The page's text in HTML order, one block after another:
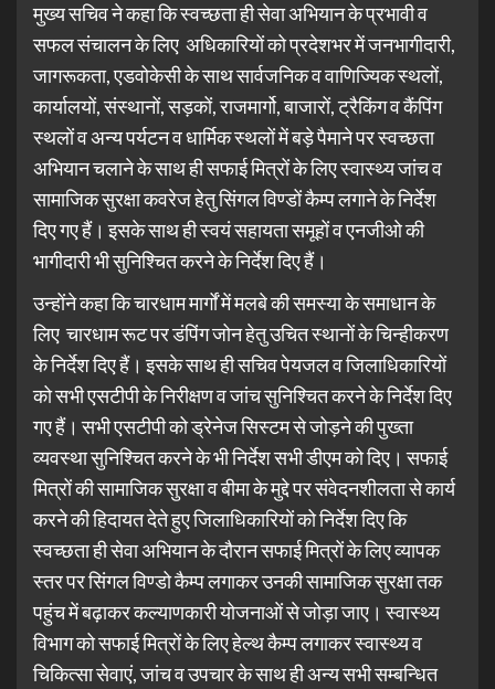
मुख्य सचिव ने कहा कि स्वच्छता ही सेवा अभियान के प्रभावी व
सफल संचालन के लिए अधिकारियों को प्रदेशभर में जनभागीदारी,
जागरूकता, एडवोकेसी के साथ सार्वजनिक व वाणिज्यिक स्थलों,
कार्यालयों, संस्थानों, सड़कों, राजमार्गो, बाजारों, ट्रैकिंग व कैंपिंग
स्थलों व अन्य पर्यटन व धार्मिक स्थलों में बड़े पैमाने पर स्वच्छता
अभियान चलाने के साथ ही सफाई मित्रों के लिए स्वास्थ्य जांच व
सामाजिक सुरक्षा कवरेज हेतु सिंगल विण्डों कैम्प लगाने के निर्देश
दिए गए हैं। इसके साथ ही स्वयं सहायता समूहों व एनजीओ की
भागीदारी भी सुनिश्चित करने के निर्देश दिए हैं।
उन्होंने कहा कि चारधाम मार्गों में मलबे की समस्या के समाधान के
लिए चारधाम रूट पर डंपिंग जोन हेतु उचित स्थानों के चिन्हीकरण
के निर्देश दिए हैं। इसके साथ ही सचिव पेयजल व जिलाधिकारियों
को सभी एसटीपी के निरीक्षण व जांच सुनिश्चित करने के निर्देश दिए
गए हैं। सभी एसटीपी को ड्रेनेज सिस्टम से जोड़ने की पुख्ता
व्यवस्था सुनिश्चित करने के भी निर्देश सभी डीएम को दिए। सफाई
मित्रों की सामाजिक सुरक्षा व बीमा के मुद्दे पर संवेदनशीलता से कार्य
करने की हिदायत देते हुए जिलाधिकारियों को निर्देश दिए कि
स्वच्छता ही सेवा अभियान के दौरान सफाई मित्रों के लिए व्यापक
स्तर पर सिंगल विण्डो कैम्प लगाकर उनकी सामाजिक सुरक्षा तक
पहुंच में बढ़ाकर कल्याणकारी योजनाओं से जोड़ा जाए। स्वास्थ्य
विभाग को सफाई मित्रों के लिए हेल्थ कैम्प लगाकर स्वास्थ्य व
चिकित्सा सेवाएं, जांच व उपचार के साथ ही अन्य सभी सम्बन्धित